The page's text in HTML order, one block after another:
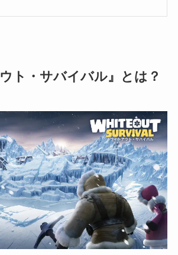
ト・サバイバル』とは？